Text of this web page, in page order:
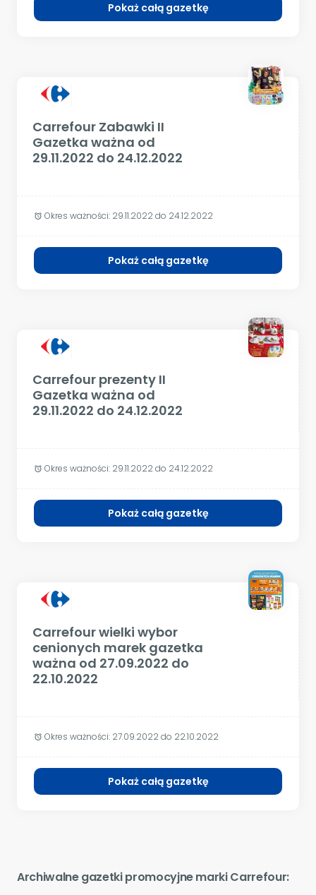
Pokaż całą gazetkę
Carrefour Zabawki II
Gazetka ważna od
29.11.2022 do 24.12.2022
alarm Okres ważności: 29.11.2022 do 24.12.2022
Pokaż całą gazetkę
Carrefour prezenty II
Gazetka ważna od
29.11.2022 do 24.12.2022
alarm Okres ważności: 29.11.2022 do 24.12.2022
Pokaż całą gazetkę
Carrefour wielki wybor
cenionych marek gazetka
ważna od 27.09.2022 do
22.10.2022
alarm Okres ważności: 27.09.2022 do 22.10.2022
Pokaż całą gazetkę
Archiwalne gazetki promocyjne marki Carrefour: